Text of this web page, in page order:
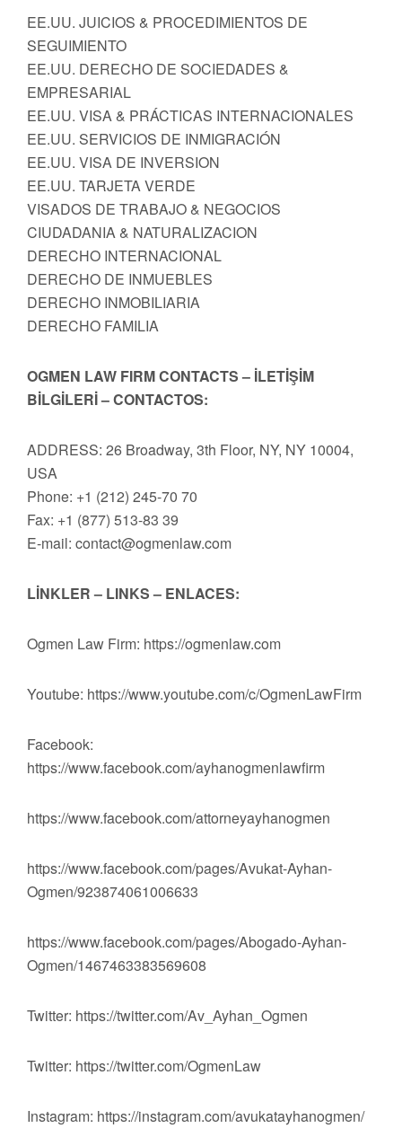
EE.UU. JUICIOS & PROCEDIMIENTOS DE
SEGUIMIENTO
EE.UU. DERECHO DE SOCIEDADES &
EMPRESARIAL
EE.UU. VISA & PRÁCTICAS INTERNACIONALES
EE.UU. SERVICIOS DE INMIGRACIÓN
EE.UU. VISA DE INVERSION
EE.UU. TARJETA VERDE
VISADOS DE TRABAJO & NEGOCIOS
CIUDADANIA & NATURALIZACION
DERECHO INTERNACIONAL
DERECHO DE INMUEBLES
DERECHO INMOBILIARIA
DERECHO FAMILIA
OGMEN LAW FIRM CONTACTS – İLETİŞİM
BİLGİLERİ – CONTACTOS:
ADDRESS: 26 Broadway, 3th Floor, NY, NY 10004,
USA
Phone: +1 (212) 245-70 70
Fax: +1 (877) 513-83 39
E-mail: contact@ogmenlaw.com
LİNKLER – LINKS – ENLACES:
Ogmen Law Firm: https://ogmenlaw.com
Youtube: https://www.youtube.com/c/OgmenLawFirm
Facebook:
https://www.facebook.com/ayhanogmenlawfirm
https://www.facebook.com/attorneyayhanogmen
https://www.facebook.com/pages/Avukat-Ayhan-
Ogmen/923874061006633
https://www.facebook.com/pages/Abogado-Ayhan-
Ogmen/1467463383569608
Twitter: https://twitter.com/Av_Ayhan_Ogmen
Twitter: https://twitter.com/OgmenLaw
Instagram: https://instagram.com/avukatayhanogmen/